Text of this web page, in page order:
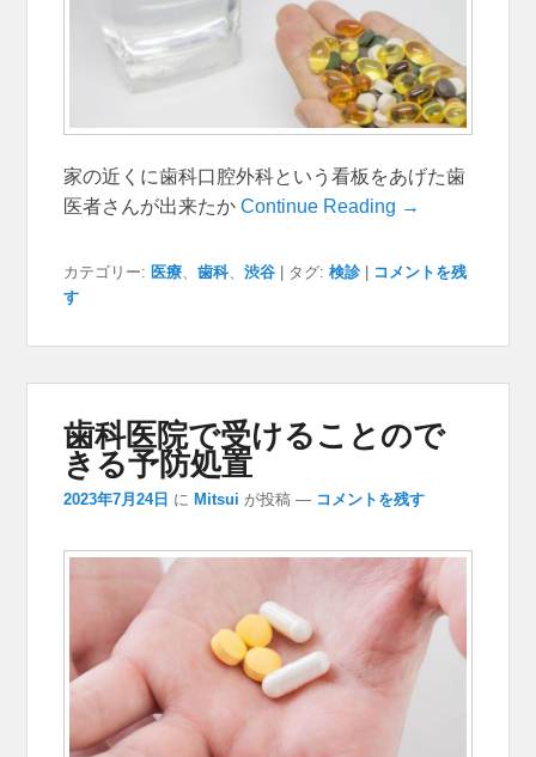
家の近くに歯科口腔外科という看板をあげた歯
医者さんが出来たかContinue Reading →
カテゴリー: 医療、歯科、渋谷 タグ: 検診
コメントを残
す
歯科医院で受けることので
きる予防処置
2023年7月24日 に Mitsui が投稿 — コメントを残す